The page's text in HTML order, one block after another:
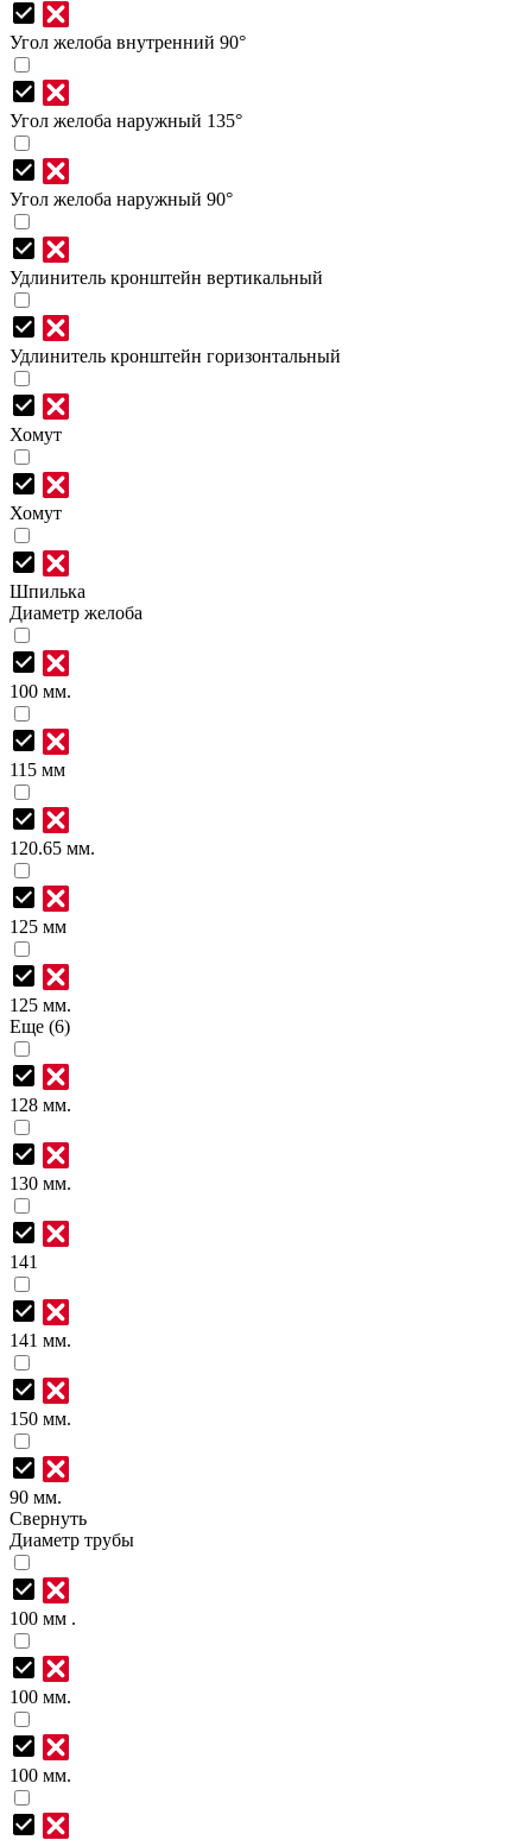
Угол желоба внутренний 90°
Угол желоба наружный 135°
Угол желоба наружный 90°
Удлинитель кронштейн вертикальный
Удлинитель кронштейн горизонтальный
Хомут
Хомут
Шпилька
Диаметр желоба
100 мм.
115 мм
120.65 мм.
125 мм
125 мм.
Еще (6)
128 мм.
130 мм.
141
141 мм.
150 мм.
90 мм.
Свернуть
Диаметр трубы
100 мм .
100 мм.
100 мм.